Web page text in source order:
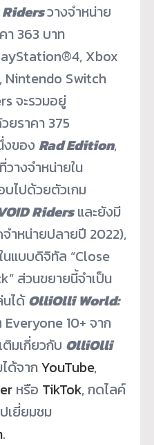
วางจำหน่าย
า 363 บาท
®4, Xbox
Nintendo Switch
จะรวมอยู่
ยราคา 375
งของ Rad Edition,
างจำหน่ายใน
บไปด้วยตัวเกม
Ridersและยังมี
ำหน่ายปลายปี 2022),
แบบดิจิทัล “Close
ส่วนขยายนี้จำเป็น
ได้OlliOlli World:
Everyone 10+ จาก
มเกี่ยวกับ OlliOlli
ด้จากYouTube,
หรือ TikTok, กดไลค์
เยี่ยมชม
.